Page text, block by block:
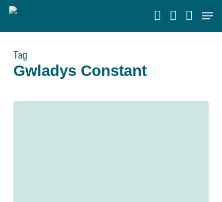
Skip
main
Tag
Gwladys Constant